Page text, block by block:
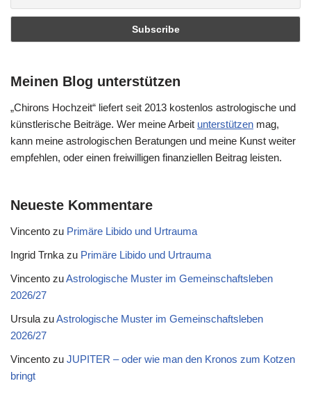
Meinen Blog unterstützen
„Chirons Hochzeit“ liefert seit 2013 kostenlos astrologische und
künstlerische Beiträge. Wer meine Arbeit unterstützen mag,
kann meine astrologischen Beratungen und meine Kunst weiter
empfehlen, oder einen freiwilligen finanziellen Beitrag leisten.
Neueste Kommentare
Vincento zu Primäre Libido und Urtrauma
Ingrid Trnka zu Primäre Libido und Urtrauma
Vincento zuAstrologische Muster im Gemeinschaftsleben
2026/27
Ursula zuAstrologische Muster im Gemeinschaftsleben
2026/27
Vincento zu JUPITER – oder wie man den Kronos zum Kotzen
bringt